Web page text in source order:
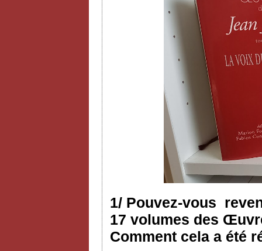
1/ Pouvez-vous
17 volumes des
Comment cela a été